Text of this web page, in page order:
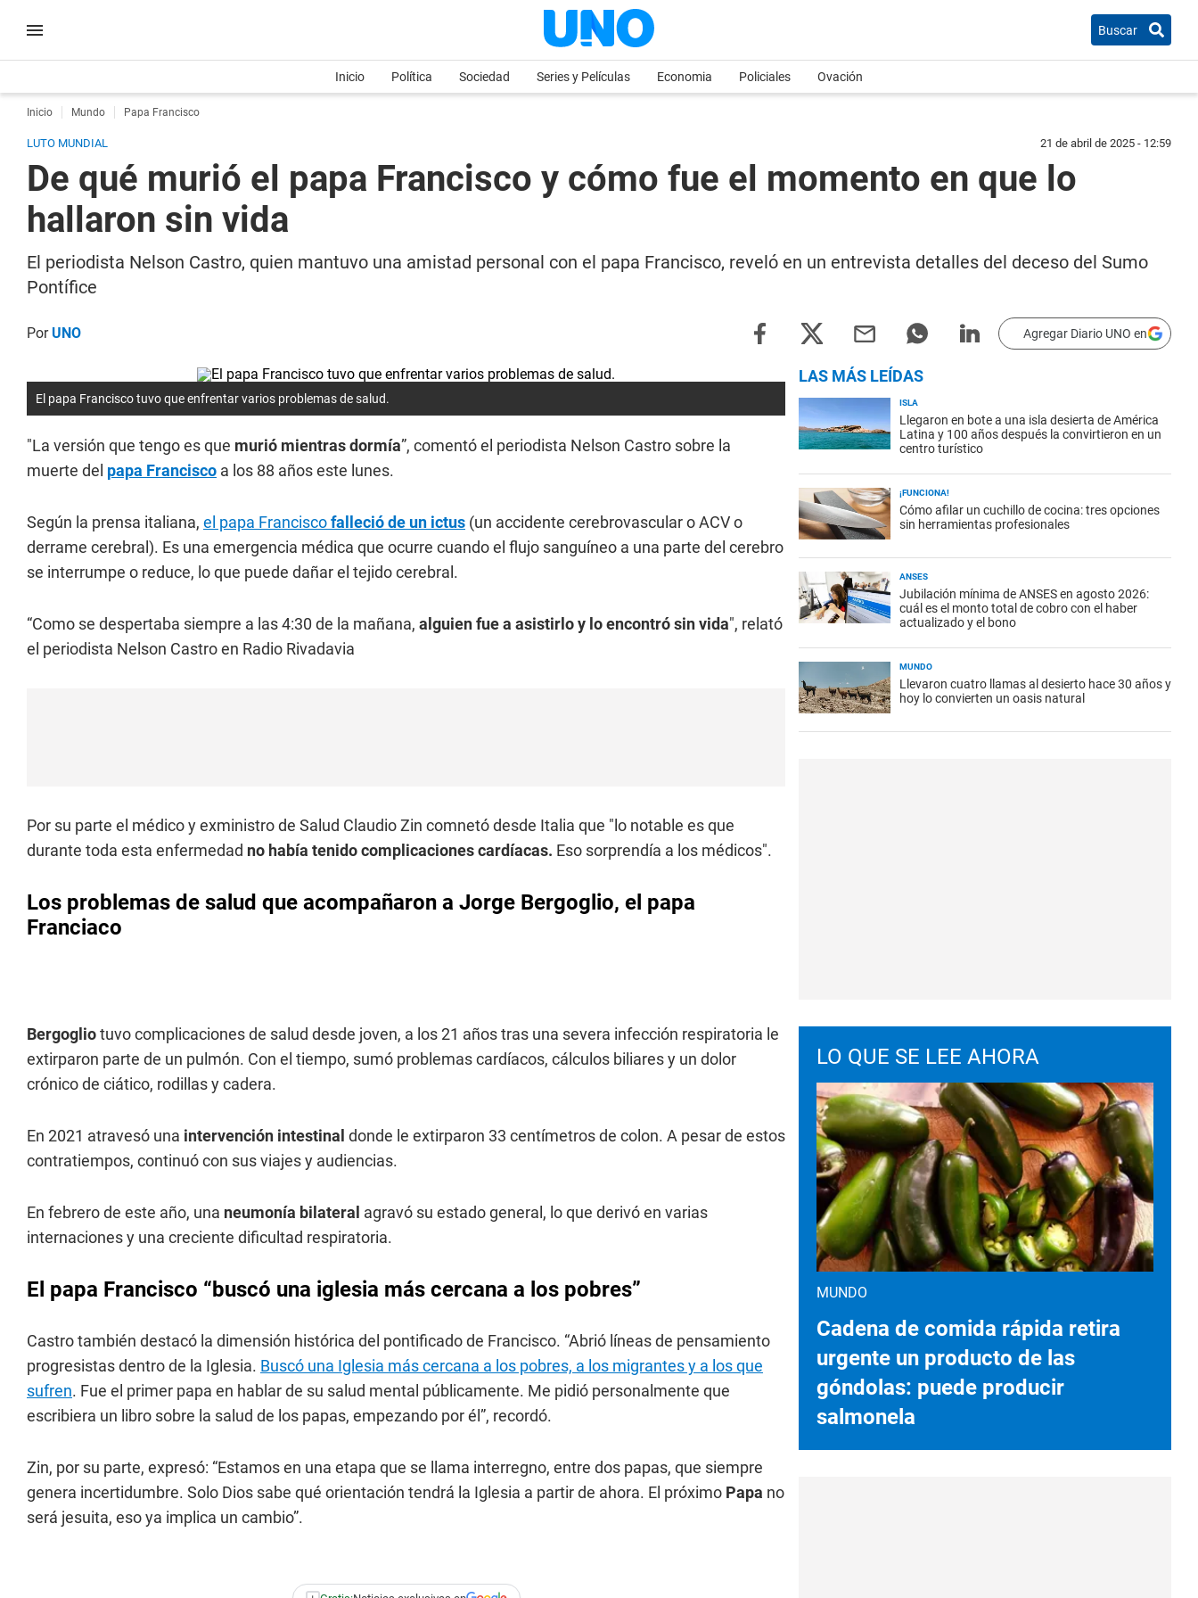
Buscar
Inicio Política Sociedad Series y Películas Economia Policiales Ovación
Inicio Mundo Papa Francisco
LUTO MUNDIAL 21 de abril de 2025 - 12:59
De qué murió el papa Francisco y cómo fue el momento en que lo
hallaron sin vida
El periodista Nelson Castro, quien mantuvo una amistad personal con el papa Francisco, reveló en un entrevista detalles del deceso del Sumo
Pontífice
PorUNO Agregar Diario UNO en
El papa Francisco tuvo que enfrentar varios problemas de salud.
"La versión que tengo es que murió mientras dormía”, comentó el periodista Nelson Castro sobre la
muerte del papa Francisco a los 88 años este lunes.
Según la prensa italiana, el papa Franciscofalleció de un ictus (un accidente cerebrovascular o ACV o
derrame cerebral). Es una emergencia médica que ocurre cuando el flujo sanguíneo a una parte del cerebro
se interrumpe o reduce, lo que puede dañar el tejido cerebral.
“Como se despertaba siempre a las 4:30 de la mañana, alguien fue a asistirlo y lo encontró sin vida", relató
el periodista Nelson Castro en Radio Rivadavia
Por su parte el médico y exministro de Salud Claudio Zin comnetó desde Italia que "lo notable es que
durante toda esta enfermedad no había tenido complicaciones cardíacas. Eso sorprendía a los médicos".
Los problemas de salud que acompañaron a Jorge Bergoglio, el papa
Franciaco
Bergogliotuvo complicaciones de salud desde joven, a los 21 años tras una severa infección respiratoria le
extirparon parte de un pulmón. Con el tiempo, sumó problemas cardíacos, cálculos biliares y un dolor
crónico de ciático, rodillas y cadera.
En 2021 atravesó una intervención intestinal donde le extirparon 33 centímetros de colon. A pesar de estos
contratiempos, continuó con sus viajes y audiencias.
En febrero de este año, una neumonía bilateral agravó su estado general, lo que derivó en varias
internaciones y una creciente dificultad respiratoria.
El papa Francisco “buscó una iglesia más cercana a los pobres”
Castro también destacó la dimensión histórica del pontificado de Francisco. “Abrió líneas de pensamiento
progresistas dentro de la Iglesia. Buscó una Iglesia más cercana a los pobres, a los migrantes y a los que
sufren. Fue el primer papa en hablar de su salud mental públicamente. Me pidió personalmente que
escribiera un libro sobre la salud de los papas, empezando por él”, recordó.
Zin, por su parte, expresó: “Estamos en una etapa que se llama interregno, entre dos papas, que siempre
genera incertidumbre. Solo Dios sabe qué orientación tendrá la Iglesia a partir de ahora. El próximo Papa no
será jesuita, eso ya implica un cambio”.
LAS MÁS LEÍDAS
ISLA
Llegaron en bote a una isla desierta de América
Latina y 100 años después la convirtieron en un
centro turístico
¡FUNCIONA!
Cómo afilar un cuchillo de cocina: tres opciones
sin herramientas profesionales
ANSES
Jubilación mínima de ANSES en agosto 2026:
cuál es el monto total de cobro con el haber
actualizado y el bono
MUNDO
Llevaron cuatro llamas al desierto hace 30 años y
hoy lo convierten un oasis natural
LO QUE SE LEE AHORA
MUNDO
Cadena de comida rápida retira
urgente un producto de las
góndolas: puede producir
salmonela